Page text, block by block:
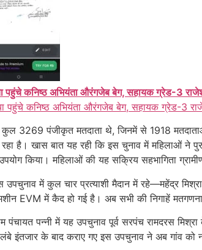
पहुंचे कनिष्ठ अभियंता औरंगजेब बेग, सहायक ग्रेड-3 राजेश
पहुंचे कनिष्ठ अभियंता औरंगजेब बेग, सहायक ग्रेड-3
कुल 3269 पंजीकृत मतदाता थे, जिनमें से 1918
रहा है। खास बात यह रही कि इस चुनाव में महिलाओं
किया। महिलाओं की यह सक्रिय सहभागिता
में कुल चार प्रत्याशी मैदान में रहे—महेंद्र
EVM में कैद हो गई है। अब सभी की निगाहें
पंचायत पन्नी में यह उपचुनाव पूर्व सरपंच रामदरस
इंतजार के बाद कराए गए इस उपचुनाव ने अब गांव